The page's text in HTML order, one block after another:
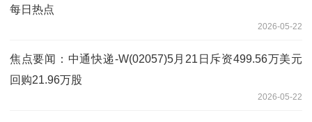
每日热点
2026-05-22
焦点要闻：中通快递-W(02057)5月21日斥资499.56万美元
回购21.96万股
2026-05-22